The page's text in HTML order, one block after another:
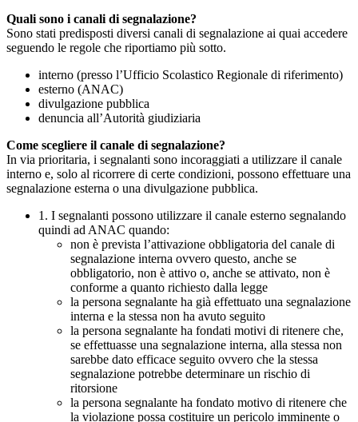
Quali sono i canali di segnalazione?
Sono stati predisposti diversi canali di segnalazione ai quai accedere
seguendo le regole che riportiamo più sotto.
interno (presso l’Ufficio Scolastico Regionale di riferimento)
esterno (ANAC)
divulgazione pubblica
denuncia all’Autorità giudiziaria
Come scegliere il canale di segnalazione?
In via prioritaria, i segnalanti sono incoraggiati a utilizzare il canale
interno e, solo al ricorrere di certe condizioni, possono effettuare una
segnalazione esterna o una divulgazione pubblica.
1. I segnalanti possono utilizzare il canale esterno segnalando
quindi ad ANAC quando:
non è prevista l’attivazione obbligatoria del canale di
segnalazione interna ovvero questo, anche se
obbligatorio, non è attivo o, anche se attivato, non è
conforme a quanto richiesto dalla legge
la persona segnalante ha già effettuato una segnalazione
interna e la stessa non ha avuto seguito
la persona segnalante ha fondati motivi di ritenere che,
se effettuasse una segnalazione interna, alla stessa non
sarebbe dato efficace seguito ovvero che la stessa
segnalazione potrebbe determinare un rischio di
ritorsione
la persona segnalante ha fondato motivo di ritenere che
la violazione possa costituire un pericolo imminente o